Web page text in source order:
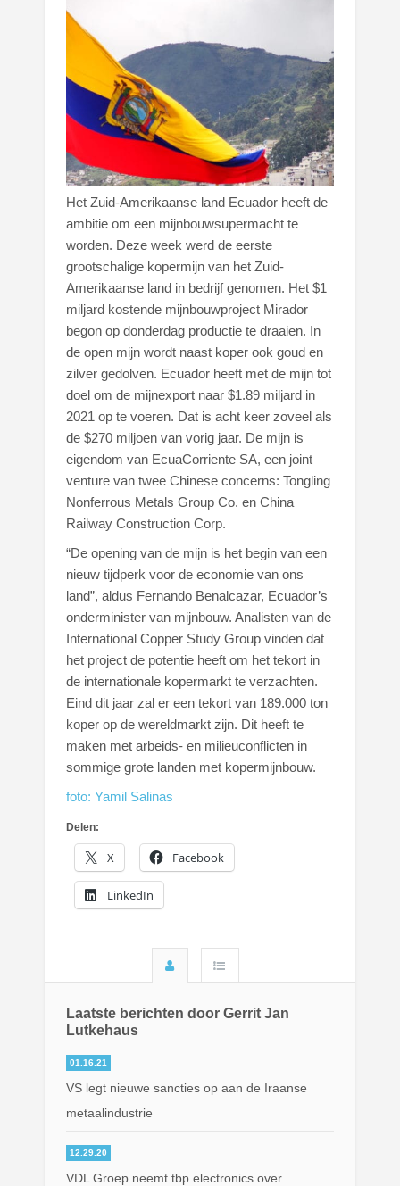
Het Zuid-Amerikaanse land Ecuador heeft de
ambitie om een mijnbouwsupermacht te
worden. Deze week werd de eerste
grootschalige kopermijn van het Zuid-
Amerikaanse land in bedrijf genomen. Het $1
miljard kostende mijnbouwproject Mirador
begon op donderdag productie te draaien. In
de open mijn wordt naast koper ook goud en
zilver gedolven. Ecuador heeft met de mijn tot
doel om de mijnexport naar $1.89 miljard in
2021 op te voeren. Dat is acht keer zoveel als
de $270 miljoen van vorig jaar. De mijn is
eigendom van EcuaCorriente SA, een joint
venture van twee Chinese concerns: Tongling
Nonferrous Metals Group Co. en China
Railway Construction Corp.
“De opening van de mijn is het begin van een
nieuw tijdperk voor de economie van ons
land”, aldus Fernando Benalcazar, Ecuador’s
onderminister van mijnbouw. Analisten van de
International Copper Study Group vinden dat
het project de potentie heeft om het tekort in
de internationale kopermarkt te verzachten.
Eind dit jaar zal er een tekort van 189.000 ton
koper op de wereldmarkt zijn. Dit heeft te
maken met arbeids- en milieuconflicten in
sommige grote landen met kopermijnbouw.
foto: Yamil Salinas
Delen:
X Facebook
LinkedIn
Laatste berichten door Gerrit Jan
Lutkehaus
01.16.21
VS legt nieuwe sancties op aan de Iraanse
metaalindustrie
12.29.20
VDL Groep neemt tbp electronics over